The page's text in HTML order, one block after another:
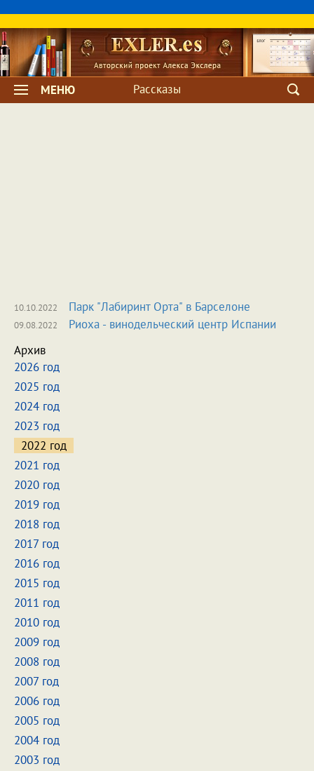
МЕНЮ Рассказы
10.10.2022 Парк "Лабиринт Орта" в Барселоне
09.08.2022
Риоха - винодельческий центр Испании
Архив
2026 год
2025 год
2024 год
2023 год
2022 год
2021 год
2020 год
2019 год
2018 год
2017 год
2016 год
2015 год
2011 год
2010 год
2009 год
2008 год
2007 год
2006 год
2005 год
2004 год
2003 год